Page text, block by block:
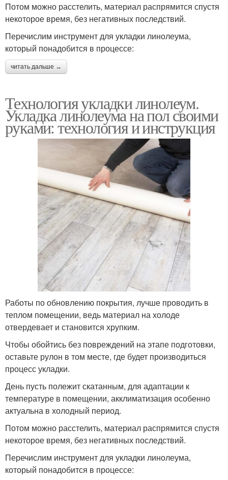
Потом можно расстелить, материал распрямится спустя
некоторое время, без негативных последствий.
Перечислим инструмент для укладки линолеума,
который понадобится в процессе:
читать дальше →
Технология укладки линолеум.
Укладка линолеума на пол своими
руками: технология и инструкция
Работы по обновлению покрытия, лучше проводить в
теплом помещении, ведь материал на холоде
отвердевает и становится хрупким.
Чтобы обойтись без повреждений на этапе подготовки,
оставьте рулон в том месте, где будет производиться
процесс укладки.
День пусть полежит скатанным, для адаптации к
температуре в помещении, акклиматизация особенно
актуальна в холодный период.
Потом можно расстелить, материал распрямится спустя
некоторое время, без негативных последствий.
Перечислим инструмент для укладки линолеума,
который понадобится в процессе: